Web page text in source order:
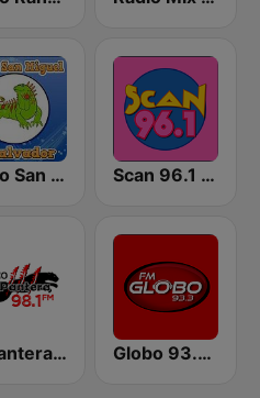
Radio San Miguel El Salvador Scan 96.1 FM
La Pantera 98.1 FM Globo 93.3 FM